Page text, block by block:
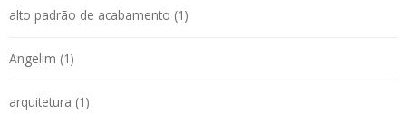
alto padrão de acabamento (1)
Angelim (1)
arquitetura (1)